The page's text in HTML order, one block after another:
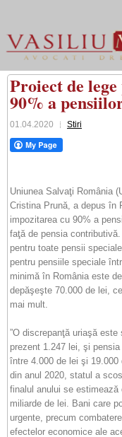
Proiect de
90% a
01.04.2020 Stiri
Uniunea Salvaţi România
Cristina Prună, a depus în
impozitarea cu 90% a
faţă de pensia
pentru toate pensii
pentru pensiile speciale
minimă în România este
depăşeşte 70.000 de lei,
mai mult.
”O discrepanţă uriaşă
prezent 1.247 lei, şi
între 4.000 de lei şi 19.000
din anul 2020, statul a
finalul anului se
miliarde de lei. Bani care
urgente, precum
efectelor economice ale